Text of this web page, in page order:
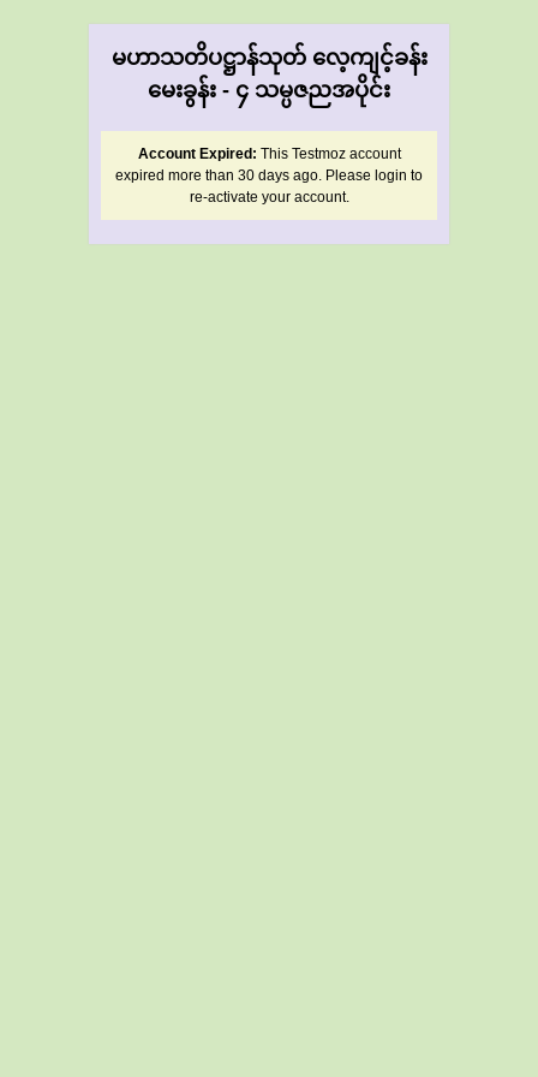
မဟာသတိပဋ္ဌာန်သုတ် လေ့ကျင့်ခန်း
မေးခွန်း - ၄ သမ္ပဇညအပိုင်း
Account Expired: This Testmoz account
expired more than 30 days ago. Please login to
re-activate your account.